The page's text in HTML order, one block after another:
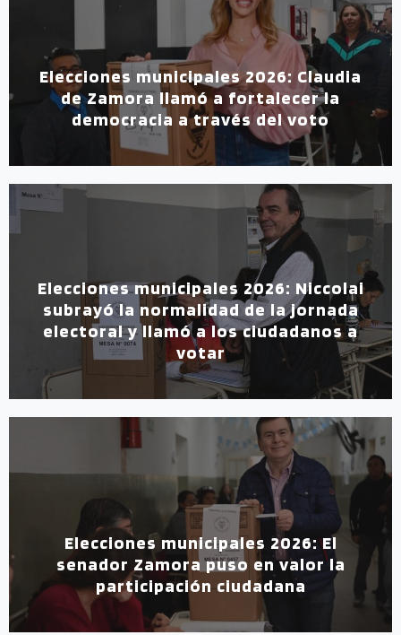
Elecciones municipales 2026: Claudia
de Zamora llamó a fortalecer la
democracia a través del voto
Elecciones municipales 2026: Niccolai
subrayó la normalidad de la jornada
electoral y llamó a los ciudadanos a
votar
Elecciones municipales 2026: El
senador Zamora puso en valor la
participación ciudadana